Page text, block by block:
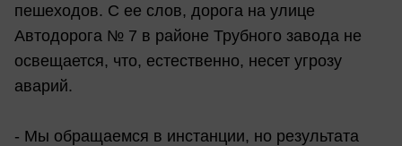
пешеходов. С ее слов, дорога на улице
Автодорога № 7 в районе Трубного завода не
освещается, что, естественно, несет угрозу
аварий.
- Мы обращаемся в инстанции, но результата